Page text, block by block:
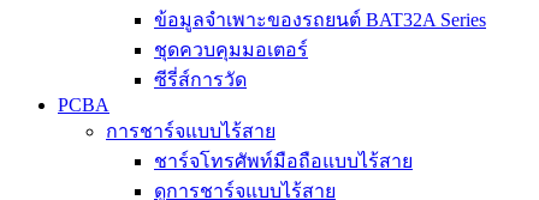
ข้อมูลจำเพาะของรถยนต์ BAT32A Series
ชุดควบคุมมอเตอร์
ซีรี่ส์การวัด
PCBA
การชาร์จแบบไร้สาย
ชาร์จโทรศัพท์มือถือแบบไร้สาย
ดูการชาร์จแบบไร้สาย